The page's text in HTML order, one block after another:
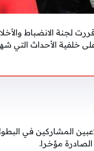
لجنة الانضباط
خلفية الأحداث التي
المشاركين في
مؤخرا.